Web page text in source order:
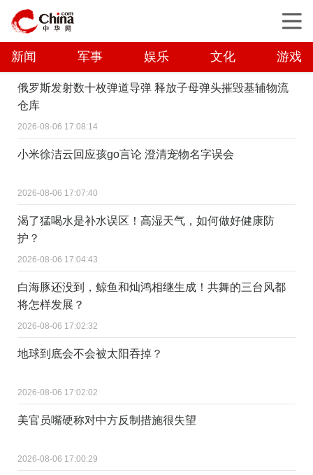
新闻 军事 娱乐 文化 游戏
俄罗斯发射数十枚弹道导弹 释放子母弹头摧毁基辅物流
仓库
2026-08-06 17:08:14
小米徐洁云回应孩go言论 澄清宠物名字误会
2026-08-06 17:07:40
渴了猛喝水是补水误区！高湿天气，如何做好健康防
护？
2026-08-06 17:04:43
白海豚还没到，鲸鱼和灿鸿相继生成！共舞的三台风都
将怎样发展？
2026-08-06 17:02:32
地球到底会不会被太阳吞掉？
2026-08-06 17:02:02
美官员嘴硬称对中方反制措施很失望
2026-08-06 17:00:29